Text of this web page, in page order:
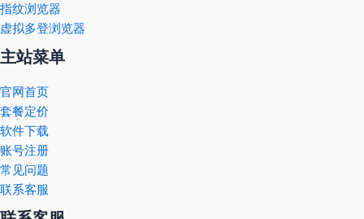
指纹浏览器
虚拟多登浏览器
主站菜单
官网首页
套餐定价
软件下载
账号注册
常见问题
联系客服